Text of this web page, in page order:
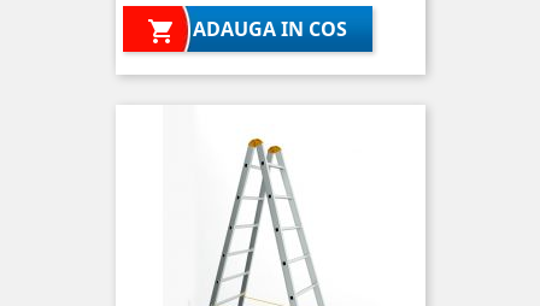
 ADAUGA IN COS